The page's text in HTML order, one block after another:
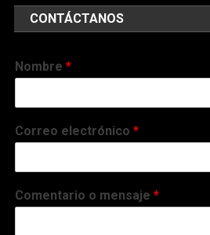
CONTÁCTANOS
Nombre*
Correo electrónico*
Comentario o mensaje*